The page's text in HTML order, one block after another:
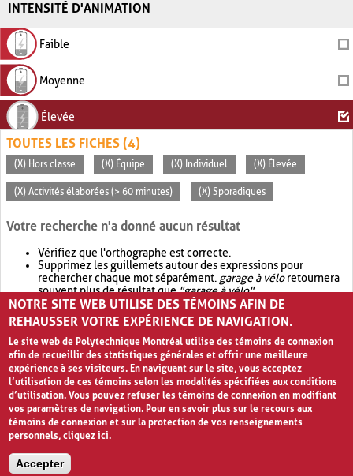
INTENSITÉ D'ANIMATION
Faible
Moyenne
Élevée
TOUTES LES FICHES (4)
(X) Hors classe (X) Équipe (X) Individuel (X) Élevée
(X) Activités élaborées (> 60 minutes) (X) Sporadiques
Votre recherche n'a donné aucun résultat
Vérifiez que l'orthographe est correcte.
Supprimez les guillemets autour des expressions pour
rechercher chaque mot séparément. garage à véloretournera
souvent plus de résultat que"garage à vélo".
Envisagez d'élargir votre recherche avec OR.garage OR vélo
retournera souvent plus de résultat quegarage à vélo
NOTRE SITE WEB UTILISE DES TÉMOINS AFIN DE
REHAUSSER VOTRE EXPÉRIENCE DE NAVIGATION.
Le site web de Polytechnique Montréal utilise des témoins de connexion
afin de recueillir des statistiques générales et offrir une meilleure
expérience à ses visiteurs. En naviguant sur le site, vous acceptez
l’utilisation de ces témoins selon les modalités spécifiées aux conditions
d’utilisation. Vous pouvez refuser les témoins de connexion en modifiant
vos paramètres de navigation. Pour en savoir plus sur le recours aux
témoins de connexion et sur la protection de vos renseignements
personnels,cliquez ici.
Accepter